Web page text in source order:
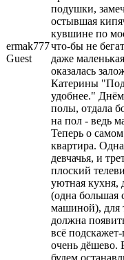
ermak777
Guest
подушки,
остывшая
кувшине по
что-бы не
даже
оказалась
Катерины
удобнее."
полы, отдала
на пол - ведь
Теперь о
квартира.
девчачья, и
плоский
уютная кухня,
(одна большая
машиной), для
должна
всё
очень дёшево.
будем